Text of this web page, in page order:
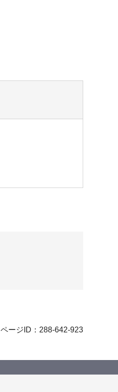
ページID：288-642-923